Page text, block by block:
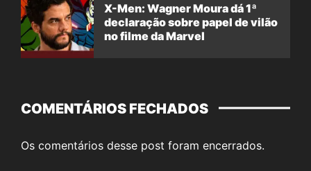
X-Men: Wagner Moura dá 1ª
declaração sobre papel de vilão
no filme da Marvel
COMENTÁRIOS FECHADOS
Os comentários desse post foram encerrados.